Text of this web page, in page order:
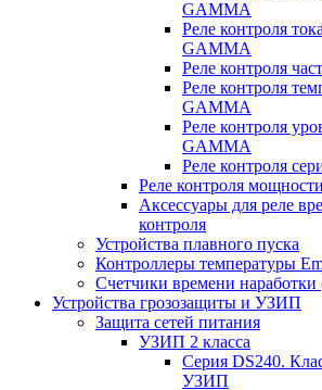
GAMMA
Реле контроля
GAMMA
Реле контроля
Реле контроля
GAMMA
Реле контроля
GAMMA
Реле контроля
Реле контроля мощности
Аксессуары для реле
контроля
Устройства плавного пуска
Контроллеры температуры
Счетчики времени наработки
Устройства грозозащиты и УЗИП
Защита сетей питания
УЗИП 2 класса
Серия DS240.
УЗИП